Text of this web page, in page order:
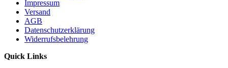
Impressum
Versand
AGB
Datenschutzerklärung
Widerrufsbelehrung
Quick Links